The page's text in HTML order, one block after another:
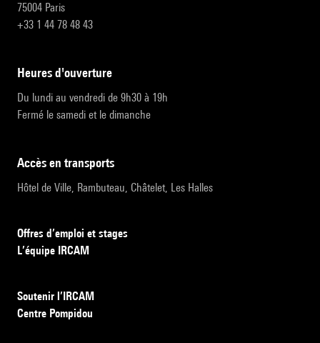
75004 Paris
+33 1 44 78 48 43
heures d'ouverture
Du lundi au vendredi de 9h30 à 19h
Fermé le samedi et le dimanche
accès en transports
Hôtel de Ville, Rambuteau, Châtelet, Les Halles
Offres d’emploi et stages
L’équipe IRCAM
Soutenir l’IRCAM
Centre Pompidou